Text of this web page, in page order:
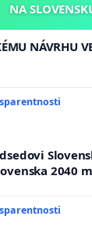
NA
NÁVRHU
2040